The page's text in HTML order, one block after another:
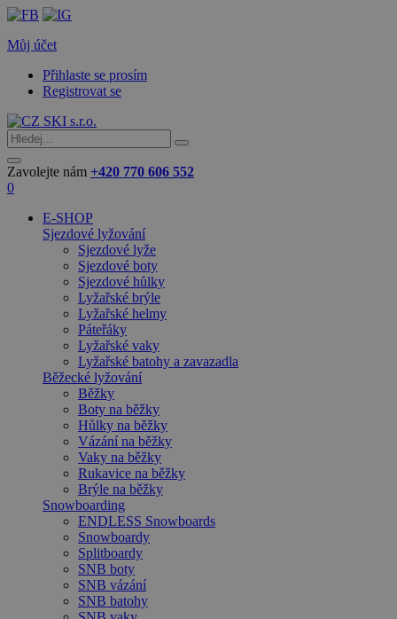
Můj účet
Přihlaste se prosím
Registrovat se
Zavolejte nám +420 770 606 552
0
E-SHOP
Sjezdové lyžování
Sjezdové lyže
Sjezdové boty
Sjezdové hůlky
Lyžařské brýle
Lyžařské helmy
Páteřáky
Lyžařské vaky
Lyžařské batohy a zavazadla
Běžecké lyžování
Běžky
Boty na běžky
Hůlky na běžky
Vázání na běžky
Vaky na běžky
Rukavice na běžky
Brýle na běžky
Snowboarding
ENDLESS Snowboards
Snowboardy
Splitboardy
SNB boty
SNB vázání
SNB batohy